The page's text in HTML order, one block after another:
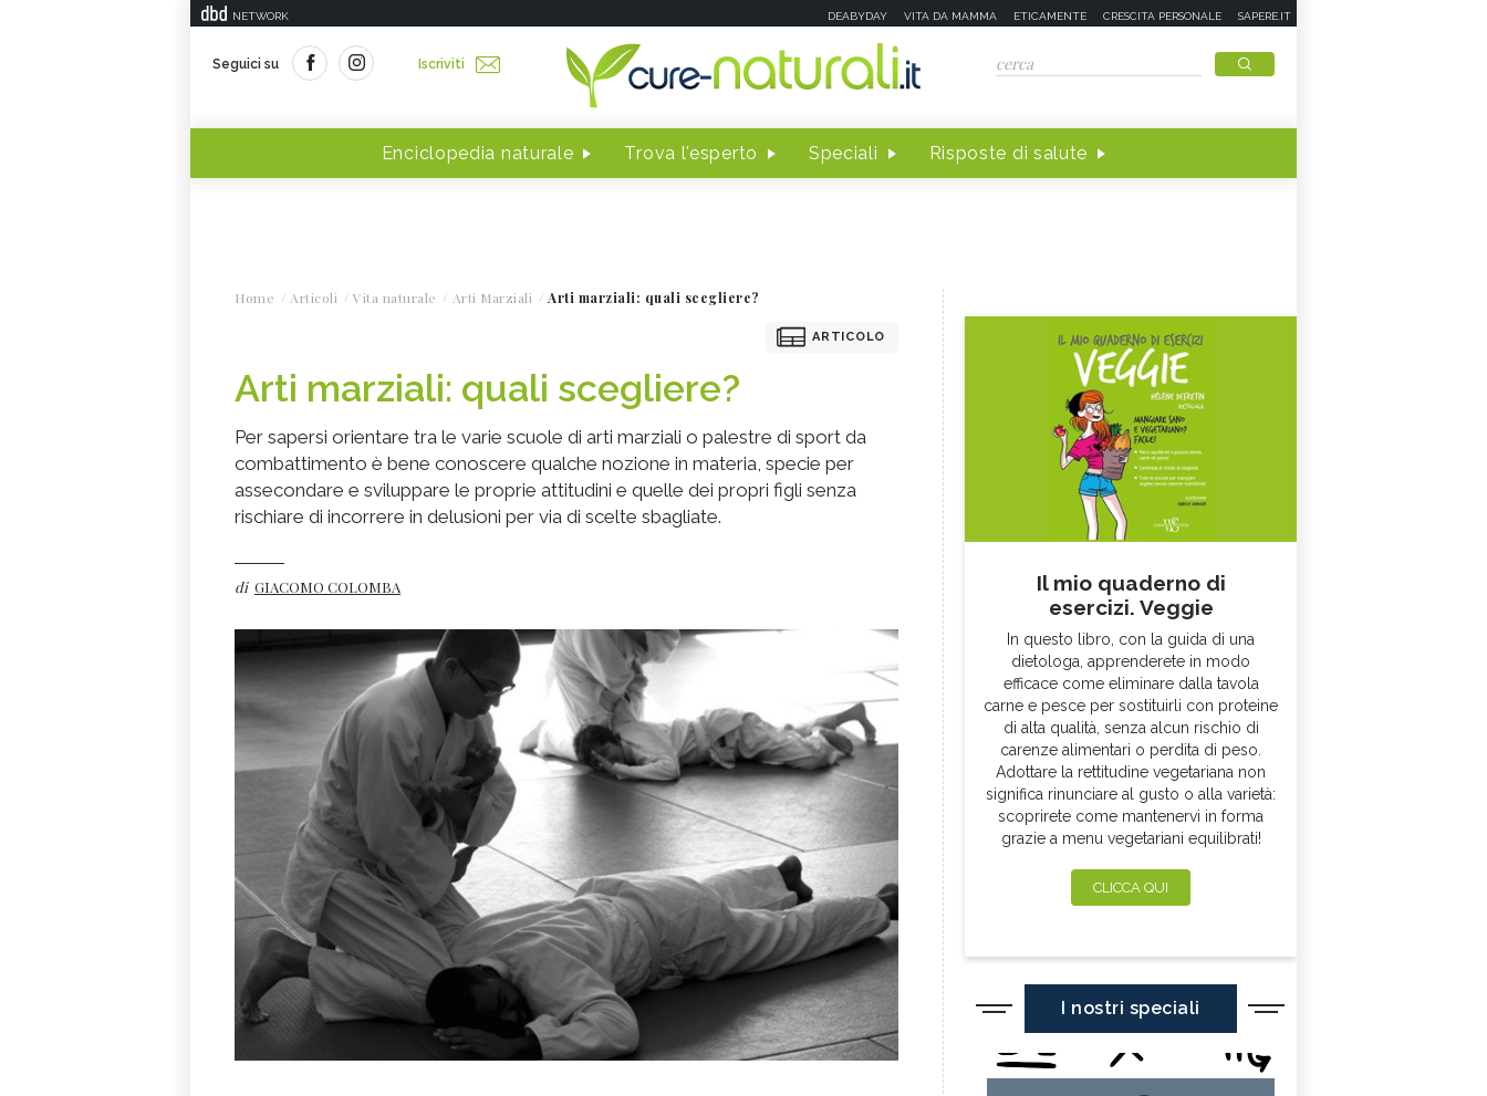
NETWORK DEABYDAY VITA DA MAMMA ETICAMENTE CRESCITA PERSONALE SAPERE.IT
Seguici su Iscriviti
Enciclopedia naturale Trova l'esperto Speciali Risposte di salute
Home Articoli Vita naturale Arti Marziali Arti marziali: quali scegliere?
ARTICOLO
Arti marziali: quali scegliere?
Per sapersi orientare tra le varie scuole di arti marziali o palestre di sport da
combattimento è bene conoscere qualche nozione in materia, specie per
assecondare e sviluppare le proprie attitudini e quelle dei propri figli senza
rischiare di incorrere in delusioni per via di scelte sbagliate.
di GIACOMO COLOMBA
Il mio quaderno di
esercizi. Veggie
In questo libro, con la guida di una
dietologa, apprenderete in modo
efficace come eliminare dalla tavola
carne e pesce per sostituirli con proteine
di alta qualità, senza alcun rischio di
carenze alimentari o perdita di peso.
Adottare la rettitudine vegetariana non
significa rinunciare al gusto o alla varietà:
scoprirete come mantenervi in forma
grazie a menu vegetariani equilibrati!
CLICCA QUI
I nostri speciali